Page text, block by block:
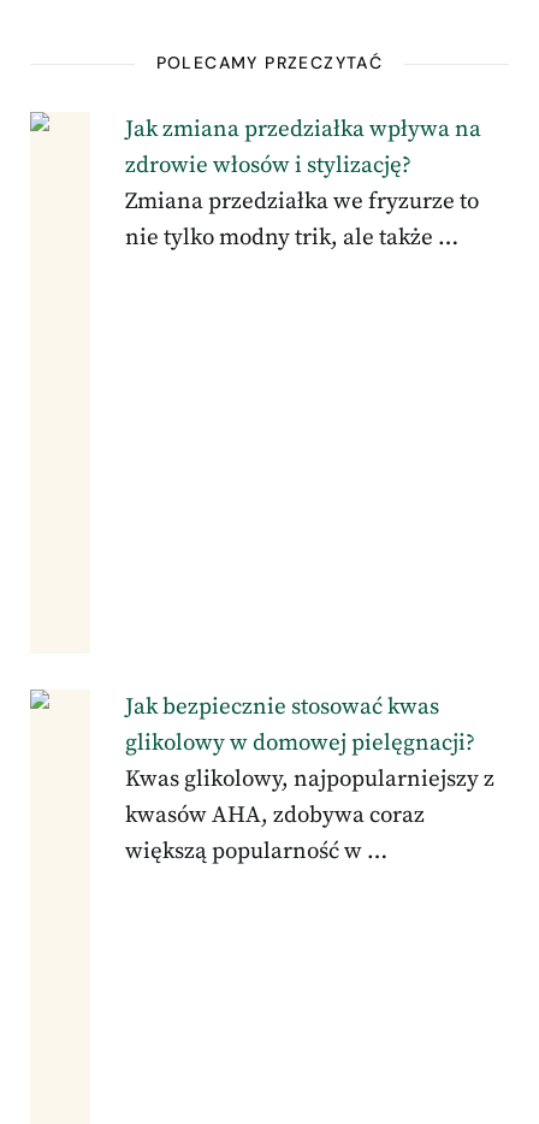
POLECAMY PRZECZYTAĆ
Jak zmiana przedziałka wpływa na
zdrowie włosów i stylizację?
Zmiana przedziałka we fryzurze to
nie tylko modny trik, ale także …
Jak bezpiecznie stosować kwas
glikolowy w domowej pielęgnacji?
Kwas glikolowy, najpopularniejszy z
kwasów AHA, zdobywa coraz
większą popularność w …